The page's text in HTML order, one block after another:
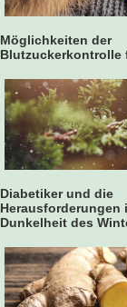
Möglichkeiten der
Blutzuckerkontrolle
Diabetiker und die
Herausforderungen
Dunkelheit des